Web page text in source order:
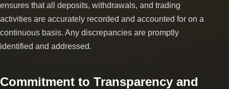
ensures that all deposits, withdrawals, and trading
activities are accurately recorded and accounted for on a
continuous basis. Any discrepancies are promptly
identified and addressed.
Commitment to Transparency and